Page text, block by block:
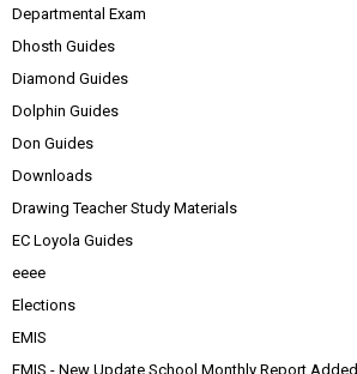
Departmental Exam
Dhosth Guides
Diamond Guides
Dolphin Guides
Don Guides
Downloads
Drawing Teacher Study Materials
EC Loyola Guides
eeee
Elections
EMIS
EMIS - New Update School Monthly Report Added